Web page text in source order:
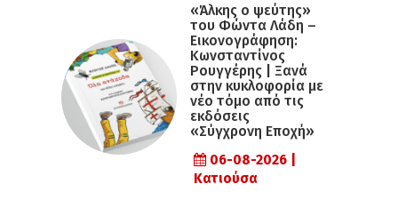
«Άλκης ο ψεύτης»
του Φώντα Λάδη –
Εικονογράφηση:
Κωνσταντίνος
Ρουγγέρης | Ξανά
στην κυκλοφορία με
νέο τόμο από τις
εκδόσεις
«Σύγχρονη Εποχή»
06-08-2026 |
Κατιούσα